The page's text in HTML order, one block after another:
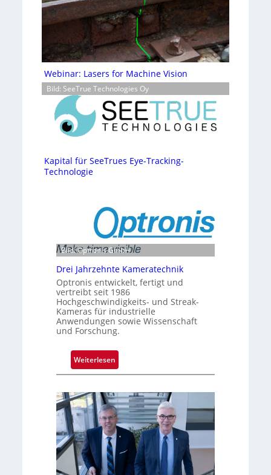
Webinar: Lasers for Machine Vision
Bild: SeeTrue Technologies Oy
Kapital für SeeTrues Eye-Tracking-
Technologie
Bild: Optronis GmbH
Drei Jahrzehnte Kameratechnik
Optronis entwickelt, fertigt und
vertreibt seit 1986
Hochgeschwindigkeits- und Streak-
Kameras für industrielle
Anwendungen sowie Wissenschaft
und Forschung.
Weiterlesen:
D
e
i
J
a
h
r